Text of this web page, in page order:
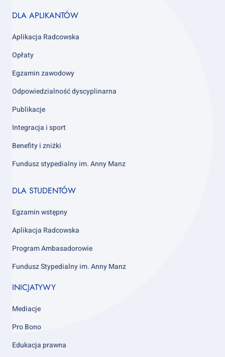
Footer
3
DLA APLIKANTÓW
Aplikacja Radcowska
Opłaty
Egzamin zawodowy
Odpowiedzialność dyscyplinarna
Publikacje
Integracja i sport
Benefity i zniżki
Fundusz stypedialny im. Anny Manz
Footer
4
DLA STUDENTÓW
Egzamin wstępny
Aplikacja Radcowska
Program Ambasadorowie
Fundusz Stypedialny im. Anny Manz
INICJATYWY
Mediacje
Pro Bono
Edukacja prawna